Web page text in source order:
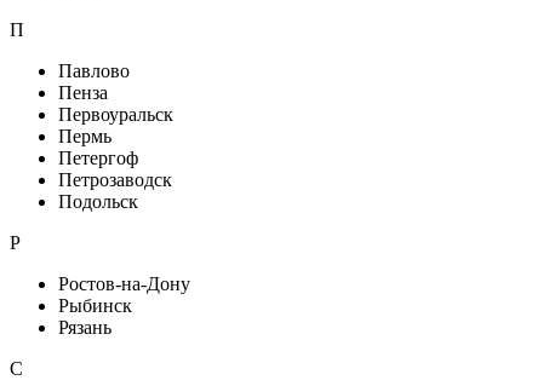
П
Павлово
Пенза
Первоуральск
Пермь
Петергоф
Петрозаводск
Подольск
Р
Ростов-на-Дону
Рыбинск
Рязань
С